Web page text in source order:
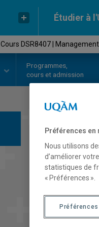
Étudier à
Cours DSR8407 |
Programmes,
cours et admission
Préférences
Nous utilisons
d’améliorer
statistiques de
« Préférences ».
Préférences